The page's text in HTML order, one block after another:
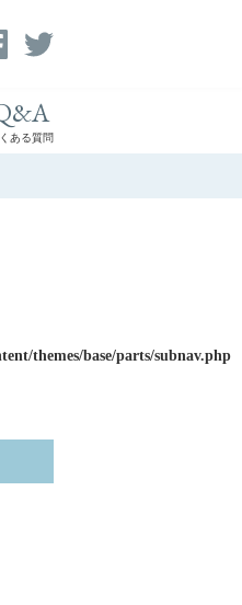
ある質問
themes/base/parts/subnav.php